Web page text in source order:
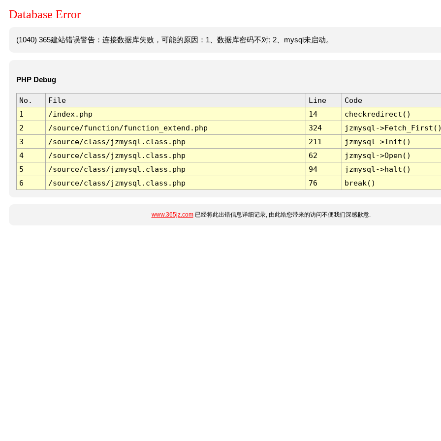
Database Error
(1040) 365建站错误警告：连接数据库失败，可能的原因：1、数据库密码不对; 2、mysql未启动。
PHP Debug
No. File Line
Code
1
/index.php 14
checkredirect()
2
/source/function/function_extend.php 324
jzmysql-
3
/source/class/jzmysql.class.php 211
jzmysql->Init()
4
/source/class/jzmysql.class.php 62
jzmysql->Open()
5
/source/class/jzmysql.class.php 94
jzmysql->halt()
6
/source/class/jzmysql.class.php 76 break()
www.365jz.com已经将此出错信息详细记录, 由此给您带来的访问不便我们深感歉意.